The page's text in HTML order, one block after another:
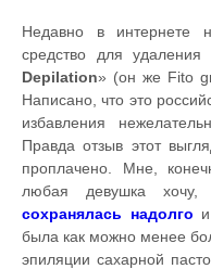
Недавно в интернете
средство для удаления
Depilation» (он же Fito
Написано, что это
избавления
Правда отзыв этот
проплачено. Мне,
любая девушка
сохранялась надолго
была как можно менее
эпиляции сахарной